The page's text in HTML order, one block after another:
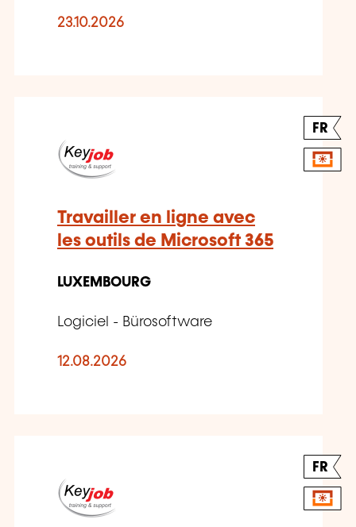
23.10.2026
FR
Travailler en ligne avec
les outils de Microsoft 365
LUXEMBOURG
Logiciel - Bürosoftware
12.08.2026
FR